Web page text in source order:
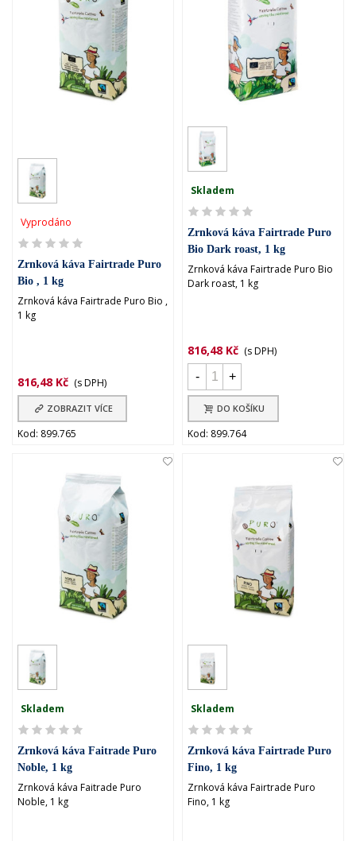
Vyprodáno
Zrnková káva Fairtrade Puro
Bio , 1 kg
Zrnková káva Fairtrade Puro Bio ,
1 kg
816,48 Kč (s DPH)
ZOBRAZIT VÍCE
Kod: 899.765
Skladem
Zrnková káva Fairtrade Puro
Bio Dark roast, 1 kg
Zrnková káva Fairtrade Puro Bio
Dark roast, 1 kg
816,48 Kč (s DPH)
-
+
DO KOŠÍKU
Kod: 899.764
Skladem
Zrnková káva Faitrade Puro
Noble, 1 kg
Zrnková káva Faitrade Puro
Noble, 1 kg
Skladem
Zrnková káva Fairtrade Puro
Fino, 1 kg
Zrnková káva Fairtrade Puro
Fino, 1 kg